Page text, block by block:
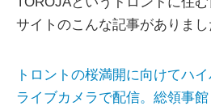
サイトのこんな記事がありまし
トロントの桜満開に向けてハ
ライブカメラで配信。総領事